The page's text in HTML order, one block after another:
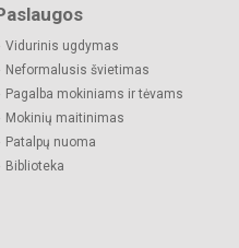
Vidurinis ugdymas
Neformalusis švietimas
Pagalba mokiniams ir tėvams
Mokinių maitinimas
Patalpų nuoma
Biblioteka